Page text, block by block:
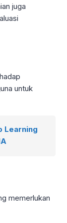
juga
untuk
Learning
memerlukan